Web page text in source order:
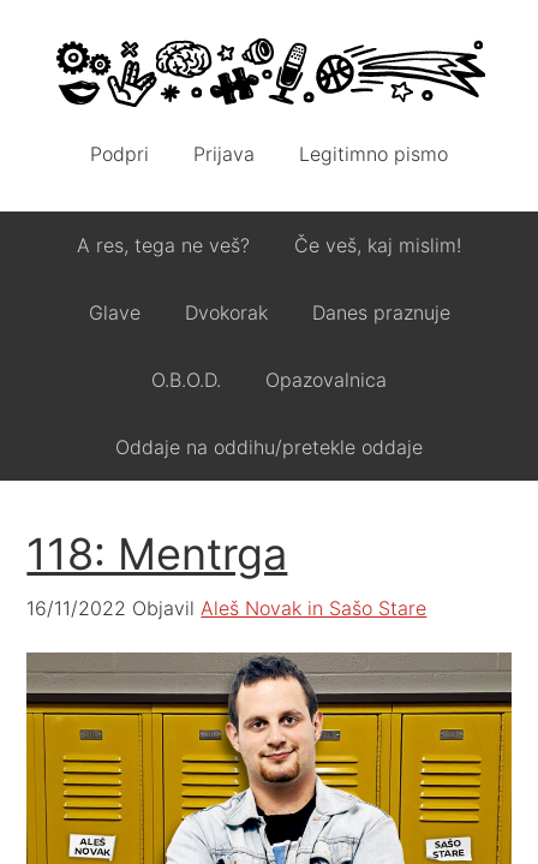
Podpri Prijava Legitimno pismo
A res, tega ne veš? Če veš, kaj mislim!
Glave Dvokorak Danes praznuje
O.B.O.D. Opazovalnica
Oddaje na oddihu/pretekle oddaje
118: Mentrga
16/11/2022 ObjavilAleš Novak in Sašo Stare